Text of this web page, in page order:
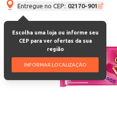
Entregue no CEP: 02170-901
Escolha uma loja ou informe seu
CEP para ver ofertas da sua
região
INFORMAR LOCALIZAÇÃO